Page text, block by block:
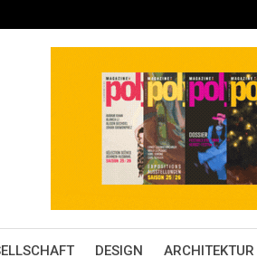
DESIGN ARCHITEKTUR